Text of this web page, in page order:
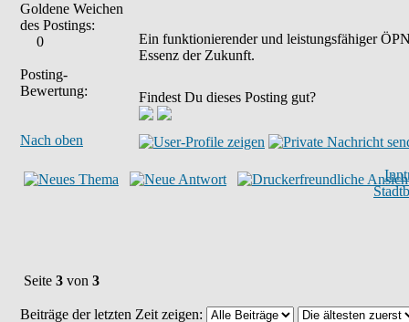
Goldene Weichen
des Postings:
0
Posting-
Bewertung:
Ein funktionierender und leistungsfähiger
Essenz der Zukunft.
Findest Du dieses Posting gut?
Nach oben
Seite 3 von 3
Beiträge der letzten Zeit zeigen: